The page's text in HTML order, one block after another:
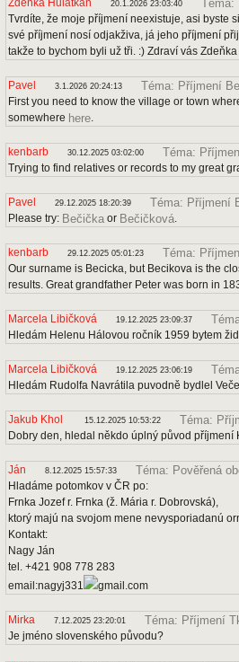
Zdeňka Hulatkan 20.1.2026 23:03:40 Téma:
Tvrdíte, že moje příjmení neexistuje, asi byste
své příjmení nosí odjakživa, já jeho příjmení
takže to bychom byli už tři. :) Zdraví vás
Pavel 3.1.2026 20:24:13 Téma: Příjmení
First you need to know the village or town
somewhere here.
kenbarb 30.12.2025 03:02:00 Téma:
Trying to find relatives or records to my great
Pavel 29.12.2025 18:20:39 Téma: Příjmení
Please try: Bečička or Bečičková.
kenbarb 29.12.2025 05:01:23 Téma:
Our surname is Becicka, but Becikova is the
results. Great grandfather Peter was born in
Marcela Libičková 19.12.2025 23:09:37
Hledám Helenu Hálovou ročník 1959 bytem
Marcela Libičková 19.12.2025 23:06:19
Hledám Rudolfa Navrátila puvodně bydlel
Jakub Khol 15.12.2025 10:53:22 Téma:
Dobry den, hledal někdo úplný původ příjmení
Ján 8.12.2025 15:57:33 Téma: Pověřená
Hladáme potomkov v ČR po:
Frnka Jozef r. Frnka (ž. Mária r. Dobrovská),
ktorý majú na svojom mene nevysporiadanú
Kontakt:
Nagy Ján
tel. +421 908 778 283
email:nagyj331
gmail.com
Mirka 7.12.2025 23:20:01 Téma: Příjmení
Je jméno slovenského původu?